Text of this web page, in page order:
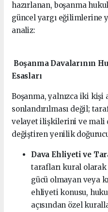
hazırlanan, boşanma
güncel yargı eğilimlerine
analiz:
Boşanma Davalarının
Esasları
Boşanma, yalnızca iki
sonlandırılması değil;
velayet ilişkilerini ve mali
değiştiren yenilik
Dava Ehliyeti ve
tarafları kural olarak
gücü olmayan veya
ehliyeti konusu,
açısından özel